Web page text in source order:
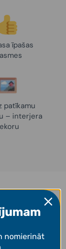
īpašas
patīkamu
– interjera
nomierināt